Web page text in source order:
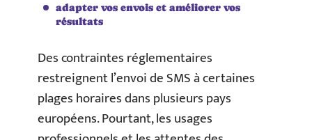
adapter vos envois et améliorer vos
résultats
Des contraintes réglementaires
restreignent l’envoi de SMS à certaines
plages horaires dans plusieurs pays
européens. Pourtant, les usages